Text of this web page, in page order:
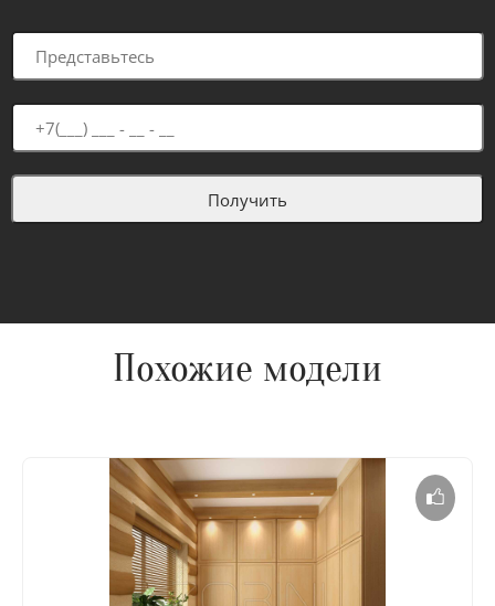
Похожие модели